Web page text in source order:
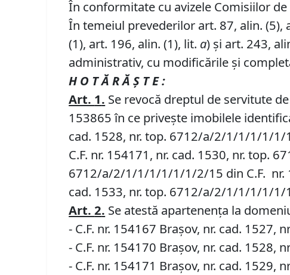
În conformitate cu avizele Comisiilor
În temeiul prevederilor art. 87, alin. (5),
(1), art. 196, alin. (1), lit. a) și art. 243,
administrativ, cu modificările și
H O T Ă R Ă Ş T E :
Art. 1. Se revocă dreptul de servitute
153865 în ce privește imobilele
cad. 1528, nr. top. 6712/a/2/1/1/1/1/
C.F. nr. 154171, nr. cad. 1530, nr. top.
6712/a/2/1/1/1/1/1/1/2/15 din C.F. nr.
cad. 1533, nr. top. 6712/a/2/1/1/1/1/1/
Art.2. Se atestă apartenența la
- C.F. nr. 154167 Brașov, nr. cad.
- C.F. nr. 154170 Brașov, nr. cad.
- C.F. nr. 154171 Brașov, nr. cad.